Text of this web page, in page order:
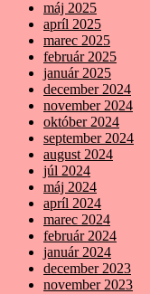
máj 2025
apríl 2025
marec 2025
február 2025
január 2025
december 2024
november 2024
október 2024
september 2024
august 2024
júl 2024
máj 2024
apríl 2024
marec 2024
február 2024
január 2024
december 2023
november 2023